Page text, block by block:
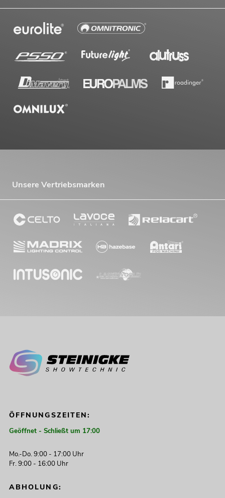
Unsere Vertriebsmarken
ÖFFNUNGSZEITEN:
Geöffnet - Schließt um 17:00
Mo.-Do. 9:00 - 17:00 Uhr
Fr. 9:00 - 16:00 Uhr
ABHOLUNG: